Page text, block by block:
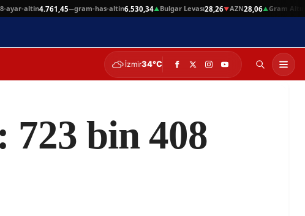
altin4.761,45—gram-has-altin6.530,34▲Bulgar Levası28,26▼AZN28,06▲Gram Altın
İzmir34°C
bin 408